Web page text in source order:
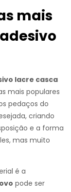
mais
lacre casca
mais populares
pedaços do
criando
e a forma
mas muito
é a
pode ser